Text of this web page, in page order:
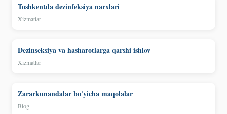
Toshkentda dezinfeksiya narxlari
Xizmatlar
Dezinseksiya va hasharotlarga qarshi ishlov
Xizmatlar
Zararkunandalar bo'yicha maqolalar
Blog